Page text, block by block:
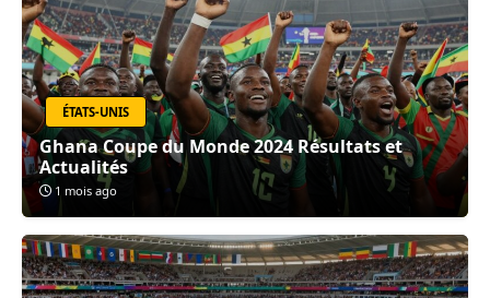
ÉTATS-UNIS
Ghana Coupe du Monde 2024 Résultats et
Actualités
1 mois ago